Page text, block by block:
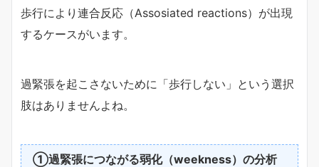
歩行により連合反応（Assosiated reactions）が出現
するケースがいます。
過緊張を起こさないために「歩行しない」という選択
肢はありませんよね。
①過緊張につながる弱化（weekness）の分析